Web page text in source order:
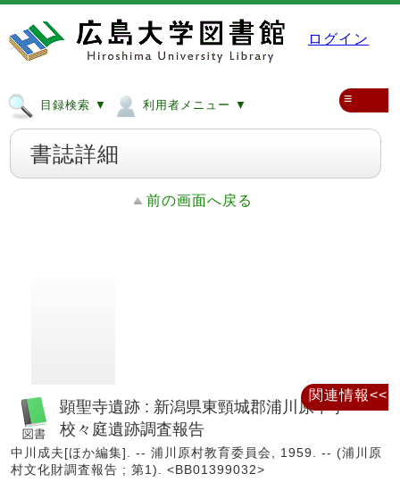
ログイン
目録検索 ▼ 利用者メニュー ▼ ≡
書誌詳細
前の画面へ戻る
顕聖寺遺跡 : 新潟県東頸城郡浦川原中学
校々庭遺跡調査報告
中川成夫[ほか編集]. -- 浦川原村教育委員会, 1959. -- (浦川原
村文化財調査報告 ; 第1). <BB01399032>
関連情報<<